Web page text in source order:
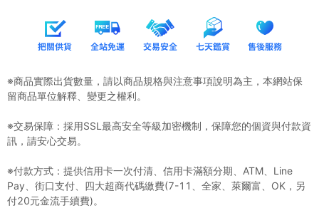
※商品實際出貨數量，請以商品規格與注意事項說明為主，本網站保
留商品單位解釋、變更之權利。
※交易保障：採用SSL最高安全等級加密機制，保障您的個資與付款資
訊，請安心交易。
※付款方式：提供信用卡一次付清、信用卡滿額分期、ATM、Line
Pay、街口支付、四大超商代碼繳費(7-11、全家、萊爾富、OK，另
付20元金流手續費)。